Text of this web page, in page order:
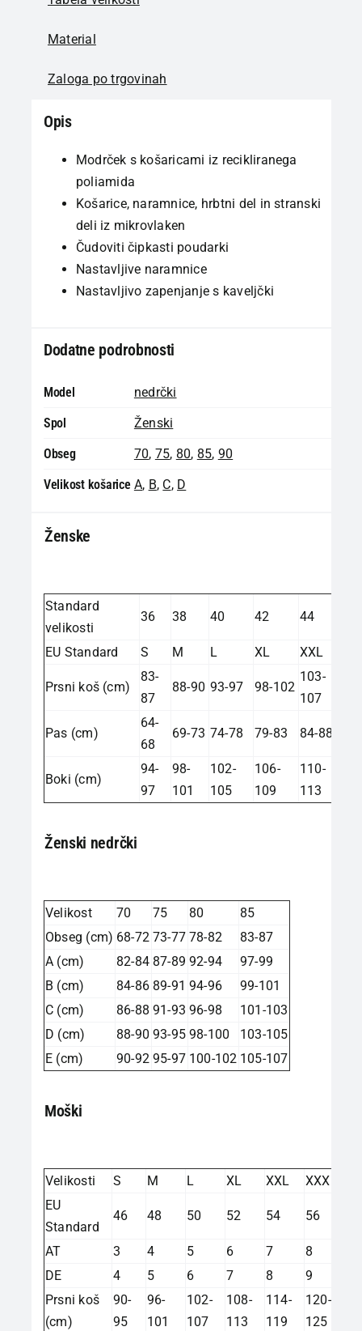
Material
Zaloga po trgovinah
Opis
Modrček s košaricami iz recikliranega
poliamida
Košarice, naramnice, hrbtni del in stranski
deli iz mikrovlaken
Čudoviti čipkasti poudarki
Nastavljive naramnice
Nastavljivo zapenjanje s kaveljčki
Dodatne podrobnosti
Model
nedrčki
Spol
Ženski
Obseg
70, 75, 80, 85, 90
Velikost košarice A, B, C, D
Ženske
Standard
velikosti
36 38 40 42 44
EU Standard S M L XL XXL
Prsni koš (cm)
83-
87
88-90 93-97 98-102
103-
107
Pas (cm)
64-
68
69-73 74-78 79-83 84-88
Boki (cm)
94-
97
98-
101
102-
105
106-
109
110-
113
Ženski nedrčki
Velikost 70 75 80
85
Obseg (cm) 68-72 73-77 78-82
83-87
A (cm)
82-84 87-89 92-94
97-99
B (cm)
84-86 89-91 94-96
99-101
C (cm)
86-88 91-93 96-98
101-103
D (cm)
88-90 93-95 98-100
103-105
E (cm)
90-92 95-97 100-102 105-107
Moški
Velikosti S M L XL XXL
XXXL
EU
Standard
46 48 50 52 54 56
AT 3 4 5 6 7
8
DE
4 5 6 7 8
9
Prsni koš
(cm)
90-
95
96-
101
102-
107
108-
113
114-
119
120-
125